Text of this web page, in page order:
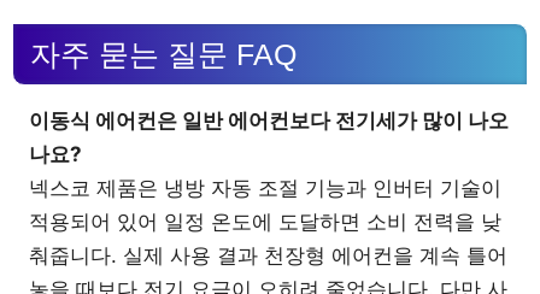
자주 묻는 질문 FAQ
이동식 에어컨은 일반 에어컨보다 전기세가 많이 나오
나요?
넥스코 제품은 냉방 자동 조절 기능과 인버터 기술이
적용되어 있어 일정 온도에 도달하면 소비 전력을 낮
춰줍니다. 실제 사용 결과 천장형 에어컨을 계속 틀어
놓을 때보다 전기 요금이 오히려 줄었습니다. 다만 사